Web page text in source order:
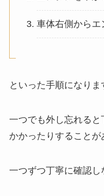
車体右側からエ
といった手順になりま
一つでも外し忘れる
かかったりすることが
一つずつ丁寧に確認し